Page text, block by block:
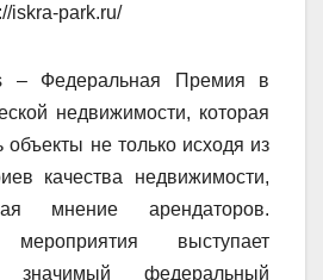
iskra-park.ru/
– Федеральная Премия в
недвижимости, которая
объекты не только исходя из
качества недвижимости,
мнение арендаторов.
мероприятия выступает
федеральный